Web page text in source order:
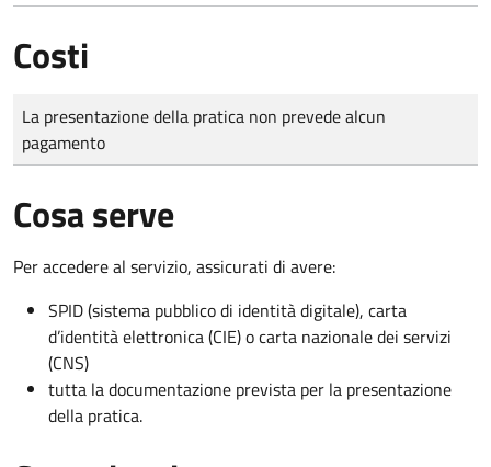
Costi
Tipo di pagamento
Importo
La presentazione della pratica non prevede alcun
pagamento
Cosa serve
Per accedere al servizio, assicurati di avere:
SPID (sistema pubblico di identità digitale), carta
d’identità elettronica (CIE) o carta nazionale dei servizi
(CNS)
tutta la documentazione prevista per la presentazione
della pratica.